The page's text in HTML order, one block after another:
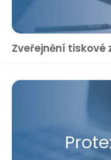
Zveřejnění tiskové